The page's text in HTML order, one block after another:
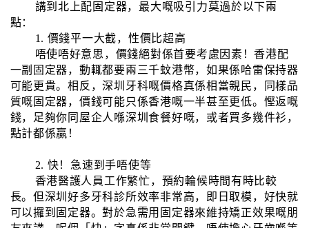
講到北上配固定器，最大嘅吸引力莫過於以下兩
點：
1. 價錢平一大截，性價比超高
唔使唔好意思，價錢絕對係首要考慮因素！香港配
一副固定器，動輒都要兩三千蚊港幣，如果係哈雷保持器
可能更貴。相反，深圳牙科嘅價格真係相當親民，同樣品
質嘅固定器，價錢可能只係香港嘅一半甚至更低。慳返嘅
錢，足夠你同屋企人喺深圳食餐好嘅，或者買多幾件衫，
點計都係贏！
2. 快！急速到手唔使等
香港醫護人員工作繁忙，預約輪候時間有時比較
長。但深圳好多牙科診所效率非常高，即日取模，好快就
可以攞到固定器。對於急需用固定器來維持矯正效果嘅朋